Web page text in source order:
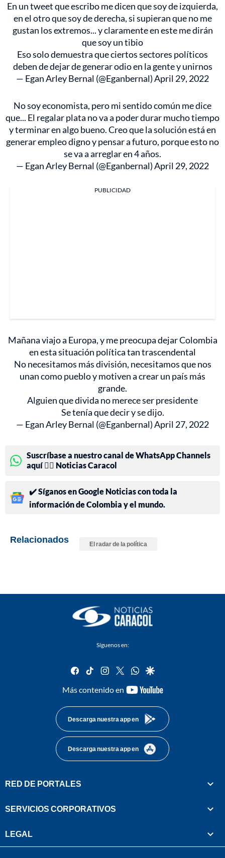
En un tweet que escribo me dicen que soy de izquierda,
en el otro que soy de derecha, si supieran que no me
gustan los extremos... y claramente en este me dirán
que soy un tibio
Eso solo demuestra que ciertos sectores políticos
deben de dejar de generar odio en la gente y unirnos
— Egan Arley Bernal (@Eganbernal)April 29, 2022
No soy economista, pero mi sentido común me dice
que... El regalar plata no va a poder durar mucho tiempo
y terminar en algo bueno. Creo que la solución está en
generar empleo digno y pensar a futuro, porque esto no
se va a arreglar en 4 años.
— Egan Arley Bernal (@Eganbernal)April 29, 2022
PUBLICIDAD
Mañana viajo a Europa, y me preocupa dejar Colombia
en esta situación política tan trascendental
No necesitamos más división, necesitamos que nos
unan como pueblo y motiven a crear un país más
grande.
Alguien que divida no merece ser presidente
Se tenía que decir y se dijo.
— Egan Arley Bernal (@Eganbernal)April 27, 2022
Suscríbase a nuestro canal de WhatsApp Channels
aquí 👉🏻 Noticias Caracol
✔️ Síganos en Google Noticias con toda la
información de Colombia y el mundo.
Relacionados El radar de la política
Síguenos en:
facebook
tiktok instagram
twitterwhatsapp
google
Más contenido en
youtube-
Descarga nuestra app en
Descarga nuestra app en
RED DE PORTALES
SERVICIOS CORPORATIVOS
LEGAL